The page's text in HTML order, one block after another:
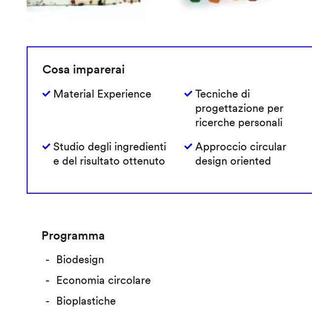
Cosa imparerai
Material Experience
Tecniche di
progettazione per
ricerche personali
Studio degli ingredienti
e del risultato ottenuto
Approccio circular
design oriented
Programma
Biodesign
Economia circolare
Bioplastiche